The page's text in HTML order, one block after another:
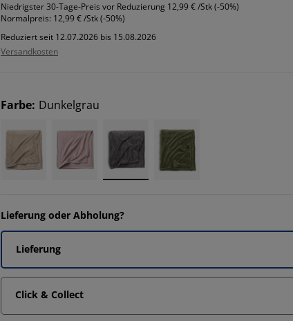
Niedrigster 30-Tage-Preis vor Reduzierung 12,99 € /Stk (-50%)
Normalpreis: 12,99 € /Stk (-50%)
Reduziert seit 12.07.2026 bis 15.08.2026
Versandkosten
Farbe: Dunkelgrau
Lieferung oder Abholung?
Lieferung
Click & Collect